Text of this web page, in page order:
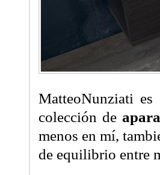
MatteoNunziati
colección de
menos en mí,
de equilibrio entre